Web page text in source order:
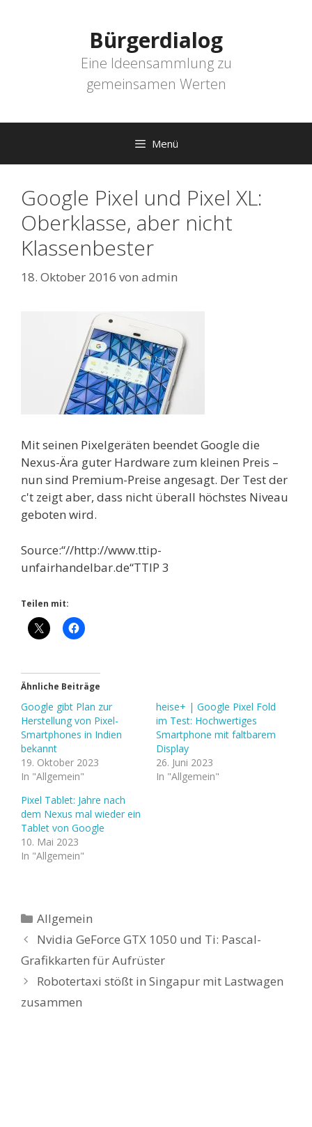
Bürgerdialog
Eine Ideensammlung zu
gemeinsamen Werten
Menü
Google Pixel und Pixel XL:
Oberklasse, aber nicht
Klassenbester
18. Oktober 2016 von admin
Mit seinen Pixelgeräten beendet Google die
Nexus-Ära guter Hardware zum kleinen Preis –
nun sind Premium-Preise angesagt. Der Test der
c't zeigt aber, dass nicht überall höchstes Niveau
geboten wird.
Source:“//http://www.ttip-
unfairhandelbar.de“TTIP 3
Teilen mit:
Ähnliche Beiträge
Google gibt Plan zur
Herstellung von Pixel-
Smartphones in Indien
bekannt
19. Oktober 2023
In "Allgemein"
heise+ | Google Pixel Fold
im Test: Hochwertiges
Smartphone mit faltbarem
Display
26. Juni 2023
In "Allgemein"
Pixel Tablet: Jahre nach
dem Nexus mal wieder ein
Tablet von Google
10. Mai 2023
In "Allgemein"
Kategorien
Allgemein
Nvidia GeForce GTX 1050 und Ti: Pascal-
Grafikkarten für Aufrüster
Robotertaxi stößt in Singapur mit Lastwagen
zusammen